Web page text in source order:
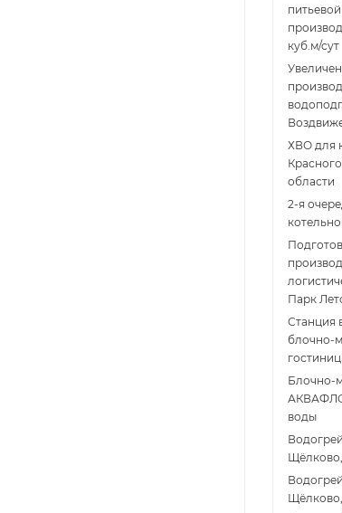
куб.м/сут
ХВО для
области
2-я
Парк
Станция
блочно-
Блочно-
воды
Щёлково,